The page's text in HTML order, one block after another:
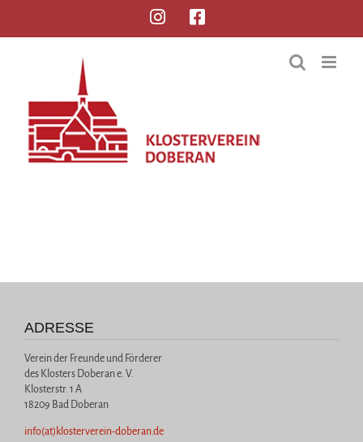
ADRESSE
Verein der Freunde und Förderer
des Klosters Doberan e. V.
Klosterstr. 1 A
18209 Bad Doberan
info(at)klosterverein-doberan.de